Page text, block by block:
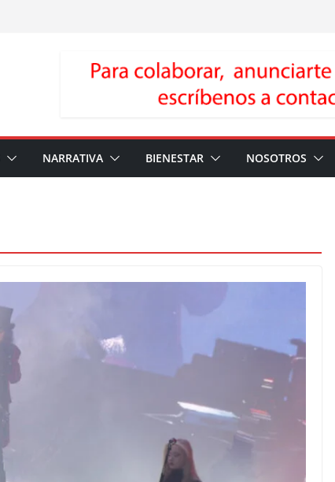
NARRATIVA BIENESTAR NOSOTROS